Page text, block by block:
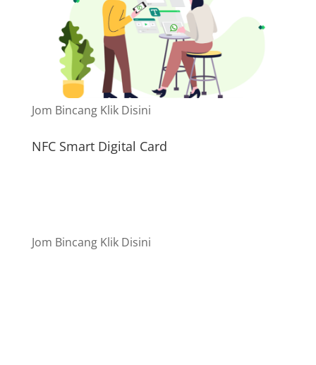
Jom Bincang Klik Disini
NFC Smart Digital Card
Jom Bincang Klik Disini